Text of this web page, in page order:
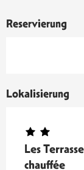
Reservierung
Lokalisierung
Les
chauffée